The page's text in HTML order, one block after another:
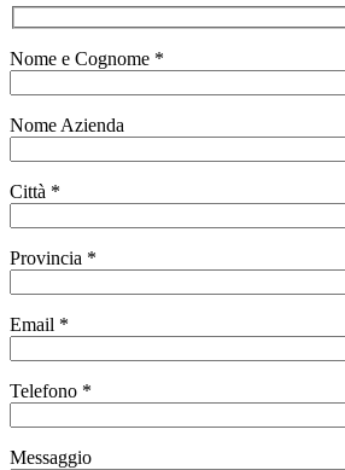
Nome e Cognome *
Nome Azienda
Città *
Provincia *
Email *
Telefono *
Messaggio